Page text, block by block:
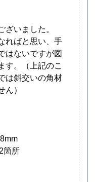
ざいました。
ればと思い、手
はないですが図
す。（上記のこ
は斜交いの角材
ん）
箇所